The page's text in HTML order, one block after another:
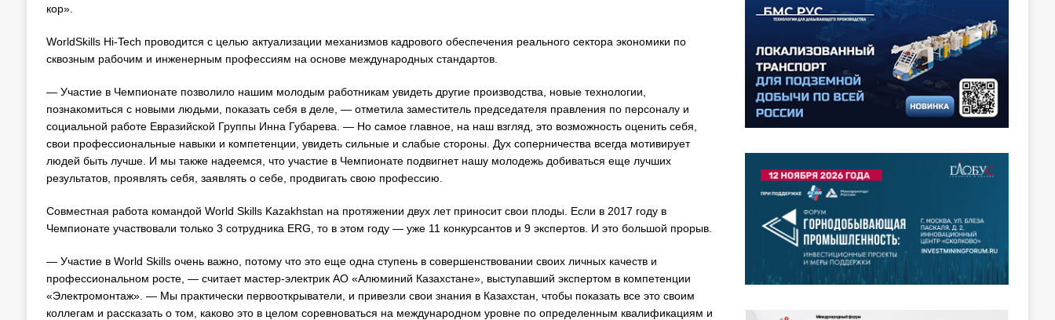
кор».
WorldSkills Hi-Tech проводится с целью актуализации механизмов кадрового обеспечения реального сектора экономики по
сквозным рабочим и инженерным профессиям на основе международных стандартов.
— Участие в Чемпионате позволило нашим молодым работникам увидеть другие производства, новые технологии,
познакомиться с новыми людьми, показать себя в деле, — отметила заместитель председателя правления по персоналу и
социальной работе Евразийской Группы Инна Губарева. — Но самое главное, на наш взгляд, это возможность оценить себя,
свои профессиональные навыки и компетенции, увидеть сильные и слабые стороны. Дух соперничества всегда мотивирует
людей быть лучше. И мы также надеемся, что участие в Чемпионате подвигнет нашу молодежь добиваться еще лучших
результатов, проявлять себя, заявлять о себе, продвигать свою профессию.
Совместная работа командой World Skills Kazakhstan на протяжении двух лет приносит свои плоды. Если в 2017 году в
Чемпионате участвовали только 3 сотрудника ERG, то в этом году — уже 11 конкурсантов и 9 экспертов. И это большой прорыв.
— Участие в World Skills очень важно, потому что это еще одна ступень в совершенствовании своих личных качеств и
профессиональном росте, — считает мастер-электрик АО «Алюминий Казахстане», выступавший экспертом в компетенции
«Электромонтаж». — Мы практически первооткрыватели, и привезли свои знания в Казахстан, чтобы показать все это своим
коллегам и рассказать о том, каково это в целом соревноваться на международном уровне по определенным квалификациям и